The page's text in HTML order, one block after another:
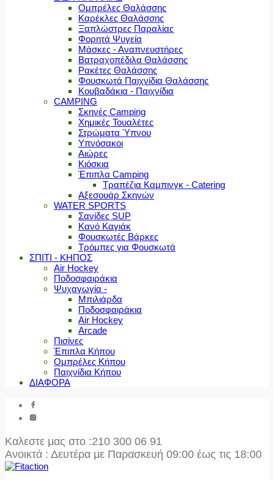
Ομπρέλες Θαλάσσης
Καρέκλες Θαλάσσης
Ξαπλώστρες Παραλίας
Φορητά Ψυγεία
Μάσκες - Αναπνευστήρες
Βατραχοπέδιλα Θαλάσσης
Ρακέτες Θαλάσσης
Φουσκωτά Παιχνίδια Θαλάσσης
Κουβαδάκια - Παιχνίδια
CAMPING
Σκηνές Camping
Χημικές Τουαλέτες
Στρώματα Ύπνου
Υπνόσακοι
Αιώρες
Κιόσκια
Έπιπλα Camping
Τραπέζια Καμπινγκ - Catering
Αξεσουάρ Σκηνών
WATER SPORTS
Σανίδες SUP
Κανό Καγιάκ
Φουσκωτές Βάρκες
Τρόμπες για Φουσκωτά
ΣΠΙΤΙ - ΚΗΠΟΣ
Air Hockey
Ποδοσφαιράκια
Ψυχαγωγία -
Μπιλιάρδα
Ποδοσφαιράκια
Air Hockey
Arcade
Πισίνες
Έπιπλα Κήπου
Ομπρέλες Κήπου
Παιχνίδια Κήπου
ΔΙΑΦΟΡΑ
Καλεστε μας στο :210 300 06 91
Ανοικτά : Δευτέρα με Παρασκευή 09:00 έως τις 18:00